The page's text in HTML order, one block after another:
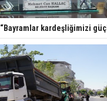
“Bayramlar kardeşliğimizi